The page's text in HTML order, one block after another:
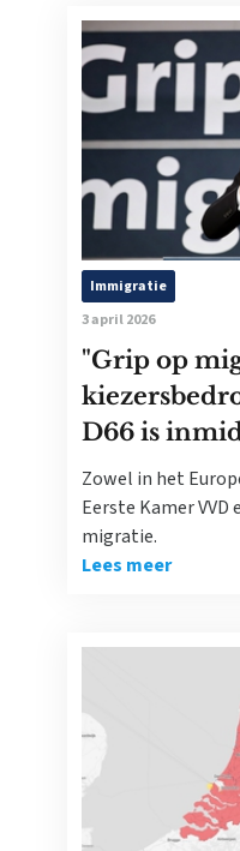
Immigratie
3 april 2026
"Grip op
D66 is
Zowel in het
Eerste Kamer VVD
migratie.
Lees meer